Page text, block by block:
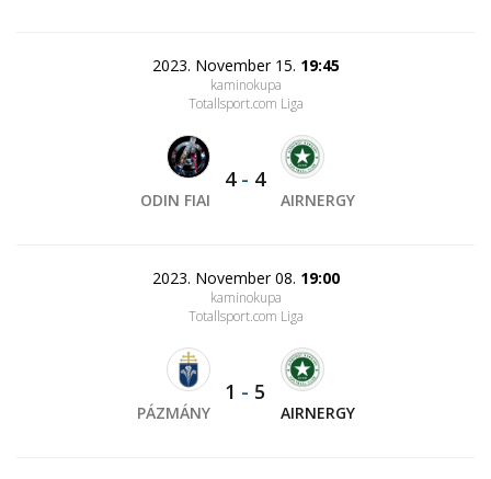
2023. November 15. 19:45
kaminokupa
Totallsport.com Liga
ODIN FIAI
4- 4
AIRNERGY
2023. November 08. 19:00
kaminokupa
Totallsport.com Liga
PÁZMÁNY
1 - 5
AIRNERGY